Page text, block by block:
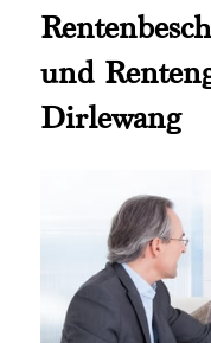
und
Dirlewang